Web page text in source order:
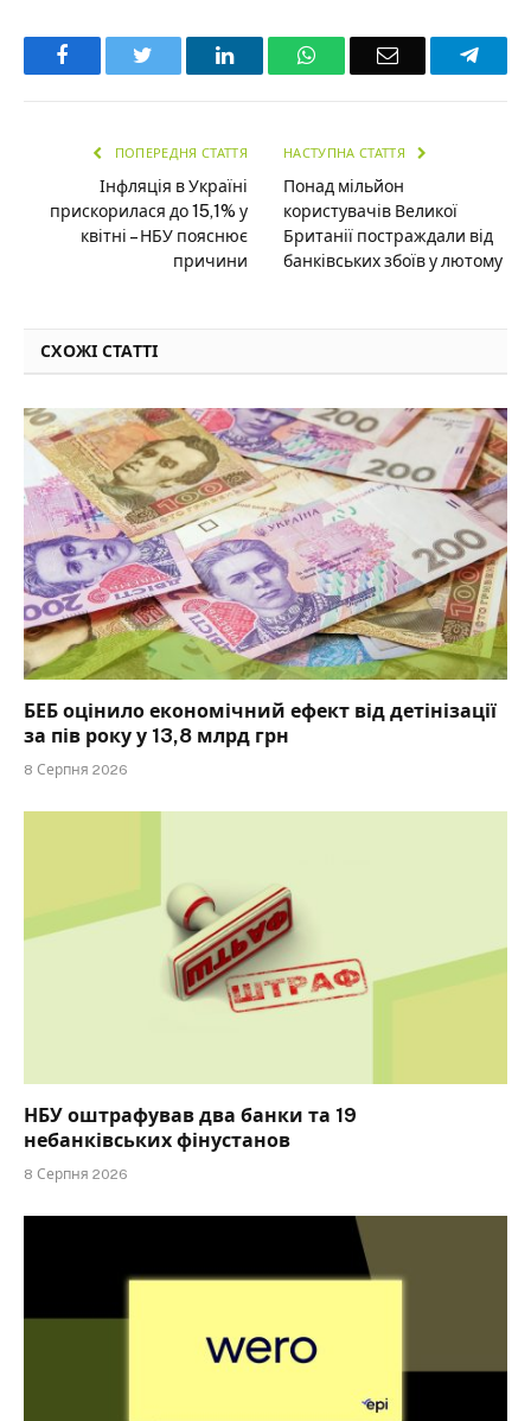
Facebook LinkedInWhatsAppEmail
ПОПЕРЕДНЯ СТАТТЯ
Інфляція в Україні
прискорилася до 15,1% у
квітні – НБУ пояснює
причини
НАСТУПНА СТАТТЯ
Понад мільйон
користувачів Великої
Британії постраждали від
банківських збоїв у лютому
СХОЖІ СТАТТІ
БЕБ оцінило економічний ефект від детінізації
за пів року у 13,8 млрд грн
8 Серпня 2026
НБУ оштрафував два банки та 19
небанківських фінустанов
8 Серпня 2026